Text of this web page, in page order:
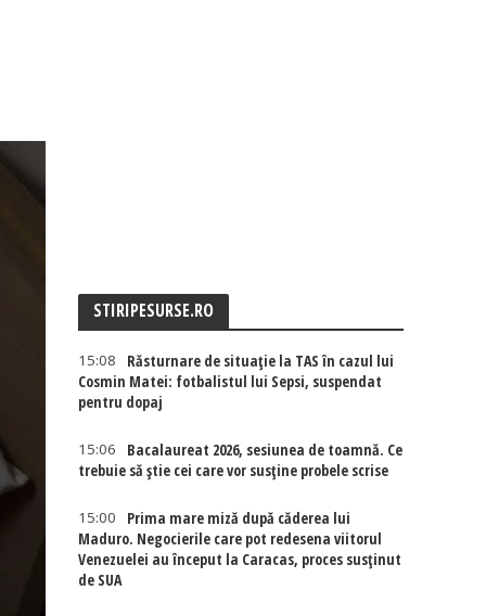
STIRIPESURSE.RO
15:08
Răsturnare de situație la TAS în cazul lui
Cosmin Matei: fotbalistul lui Sepsi, suspendat
pentru dopaj
15:06
Bacalaureat 2026, sesiunea de toamnă. Ce
trebuie să știe cei care vor susține probele scrise
15:00
Prima mare miză după căderea lui
Maduro. Negocierile care pot redesena viitorul
Venezuelei au început la Caracas, proces susținut
de SUA